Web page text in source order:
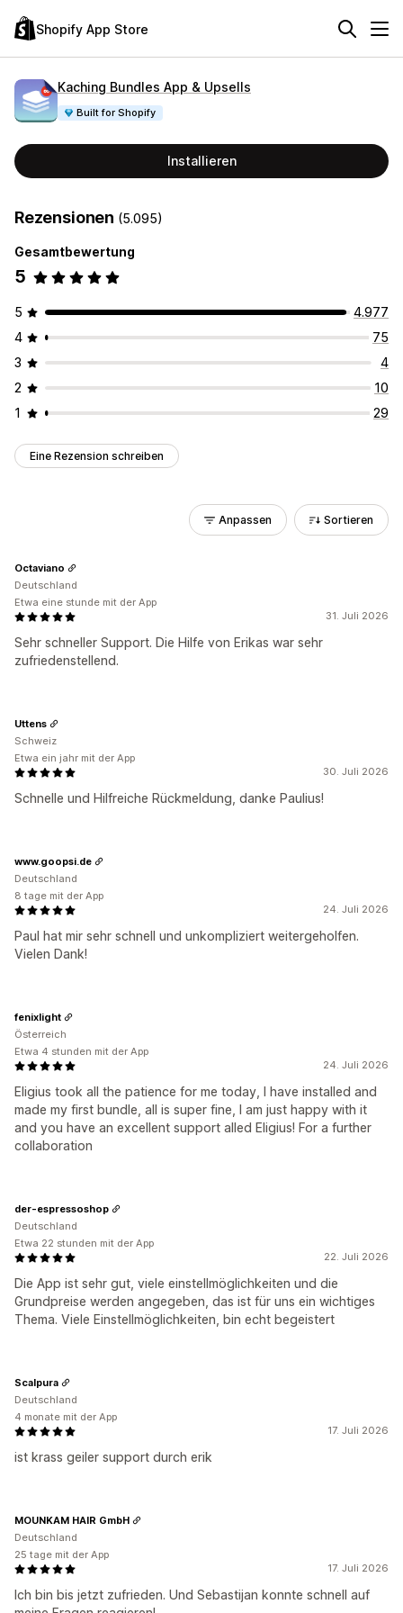
Shopify App Store
Kaching Bundles App & Upsells
Built for Shopify
Installieren
Rezensionen (5.095)
Gesamtbewertung
5
5
4.977
4
75
3
4
2
10
1
29
Eine Rezension schreiben
Anpassen Sortieren
31. Juli 2026
Sehr schneller Support. Die Hilfe von Erikas war sehr
zufriedenstellend.
Octaviano
Deutschland
Etwa eine stunde mit der App
30. Juli 2026
Schnelle und Hilfreiche Rückmeldung, danke Paulius!
Uttens
Schweiz
Etwa ein jahr mit der App
24. Juli 2026
Paul hat mir sehr schnell und unkompliziert weitergeholfen.
Vielen Dank!
www.goopsi.de
Deutschland
8 tage mit der App
24. Juli 2026
Eligius took all the patience for me today, I have installed and
made my first bundle, all is super fine, I am just happy with it
and you have an excellent support alled Eligius! For a further
collaboration
fenixlight
Österreich
Etwa 4 stunden mit der App
22. Juli 2026
Die App ist sehr gut, viele einstellmöglichkeiten und die
Grundpreise werden angegeben, das ist für uns ein wichtiges
Thema. Viele Einstellmöglichkeiten, bin echt begeistert
der-espressoshop
Deutschland
Etwa 22 stunden mit der App
17. Juli 2026
ist krass geiler support durch erik
Scalpura
Deutschland
4 monate mit der App
17. Juli 2026
Ich bin bis jetzt zufrieden. Und Sebastijan konnte schnell auf
MOUNKAM HAIR GmbH
Deutschland
25 tage mit der App